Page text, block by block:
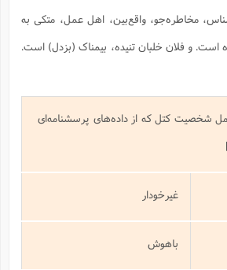
مخاطره‌جو، واقع‌بین، اهل عمل، متکی به
است. و فلان خلبان تنیده، بیمناک (بزدل) است.
عامل شخصیت کتل که از داده‌های پرسشنامه‌ای
غیرخودار
باهوش